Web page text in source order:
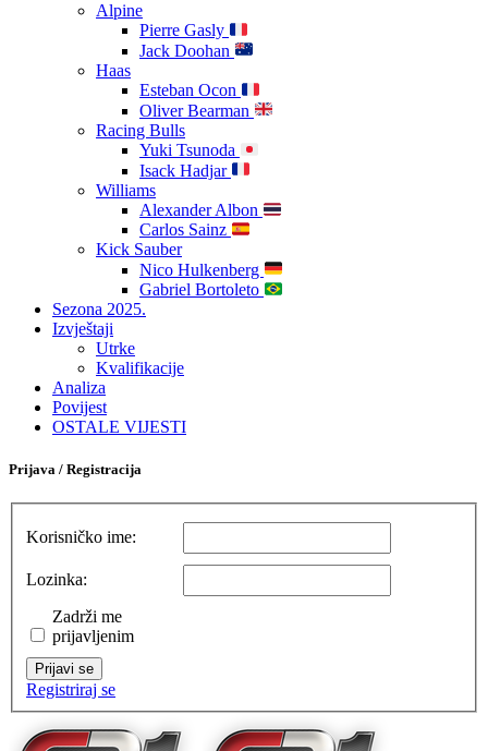
Alpine
Pierre Gasly
Jack Doohan
Haas
Esteban Ocon
Oliver Bearman
Racing Bulls
Yuki Tsunoda
Isack Hadjar
Williams
Alexander Albon
Carlos Sainz
Kick Sauber
Nico Hulkenberg
Gabriel Bortoleto
Sezona 2025.
Izvještaji
Utrke
Kvalifikacije
Analiza
Povijest
OSTALE VIJESTI
Prijava / Registracija
Korisničko ime:
Lozinka:
Zadrži me
prijavljenim
Prijavi se
Registriraj se